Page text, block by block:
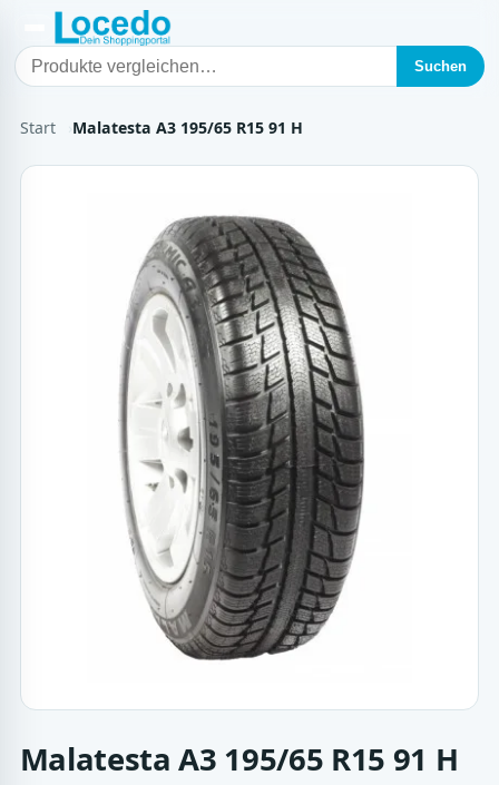
Suchen
Start Malatesta A3 195/65 R15 91 H
Malatesta A3 195/65 R15 91 H